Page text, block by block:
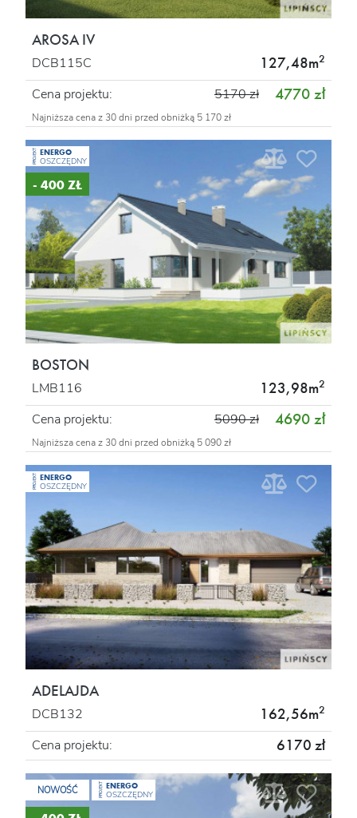
AROSA IV
DCB115C 127,48m2
Cena projektu: 4770 zł
5170 zł
Najniższa cena z 30 dni przed obniżką 5 170 zł
PROJEKT ENERGO
OSZCZĘDNY
- 400 ZŁ
BOSTON
LMB116 123,98m2
Cena projektu: 4690 zł
5090 zł
Najniższa cena z 30 dni przed obniżką 5 090 zł
PROJEKT ENERGO
OSZCZĘDNY
ADELAJDA
DCB132 162,56m2
Cena projektu: 6170 zł
NOWOŚĆ PROJEKT ENERGO
OSZCZĘDNY